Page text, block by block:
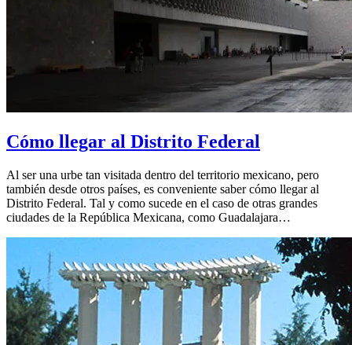
Cómo llegar al Distrito Federal
Al ser una urbe tan visitada dentro del territorio mexicano, pero
también desde otros países, es conveniente saber cómo llegar al
Distrito Federal. Tal y como sucede en el caso de otras grandes
ciudades de la República Mexicana, como Guadalajara…